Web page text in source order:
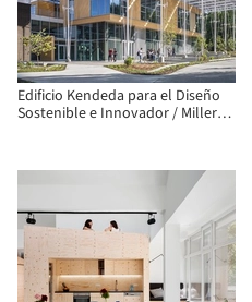
Edificio Kendeda para el Diseño
Sostenible e Innovador / Miller